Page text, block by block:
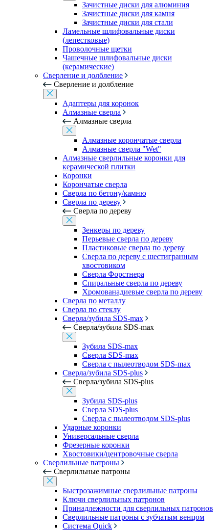
Зачистные диски для алюминия
Зачистные диски для камня
Зачистные диски для стали
Ламельные шлифовальные диски
(лепестковые)
Проволочные щетки
Чашечные шлифовальные диски
(керамические)
Сверление и долбление
Сверление и долбление
Адаптеры для коронок
Алмазные сверла
Алмазные сверла
Алмазные корончатые сверла
Алмазные сверла "Wet"
Алмазные сверлильные коронки для
керамической плитки
Коронки
Корончатые сверла
Сверла по бетону/камню
Сверла по дереву
Сверла по дереву
Зенкеры по дереву
Перьевые сверла по дереву
Пластиковые сверла по дереву
Сверла по дереву с шестигранным
хвостовиком
Сверла Форстнера
Спиральные сверла по дереву
Хромованадиевые сверла по дереву
Сверла по металлу
Сверла по стеклу
Сверла/зубила SDS-max
Сверла/зубила SDS-max
Зубила SDS-max
Сверла SDS-max
Сверла с пылеотводом SDS-max
Сверла/зубила SDS-plus
Сверла/зубила SDS-plus
Зубила SDS-plus
Сверла SDS-plus
Сверла с пылеотводом SDS-plus
Ударные коронки
Универсальные сверла
Фрезерные коронки
Хвостовики/центровочные сверла
Сверлильные патроны
Сверлильные патроны
Быстрозажимные сверлильные патроны
Ключи сверлильных патронов
Принадлежности для сверлильных патронов
Сверлильные патроны с зубчатым венцом
Система Quick